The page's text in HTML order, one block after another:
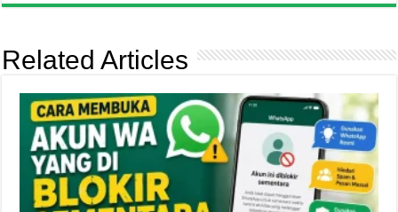
Related Articles